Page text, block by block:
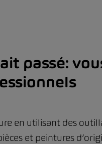
passé:
en utilisant des
et peintures